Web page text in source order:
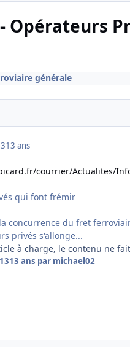
Opérateurs
générale
13 ans
courrier/Actualites/
qui font frémir
concurrence du fret
privés s'allonge...
à charge, le contenu ne
13 ans par michael02